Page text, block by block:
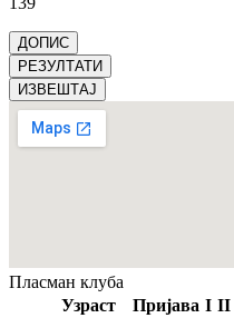
ДОПИС
РЕЗУЛТАТИ
ИЗВЕШТАЈ
Пласман клуба
Узраст
Пријава I II